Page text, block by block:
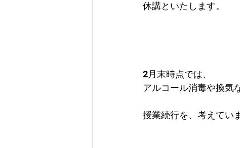
休講といたします。
2月末時点では、
アルコール消毒や換気
授業続行を、考えてい